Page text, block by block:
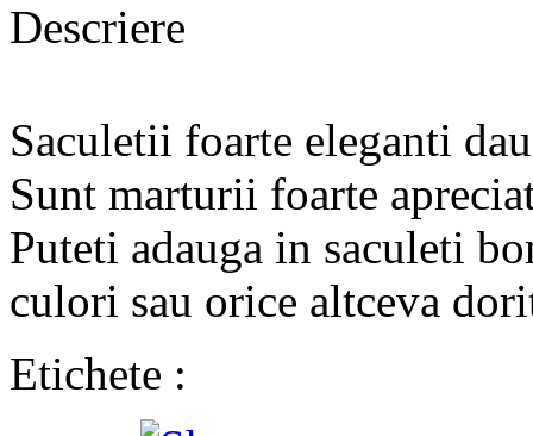
Descriere
Saculetii foarte eleganti
Sunt marturii foarte
Puteti adauga in saculeti
culori sau orice altceva
Etichete :